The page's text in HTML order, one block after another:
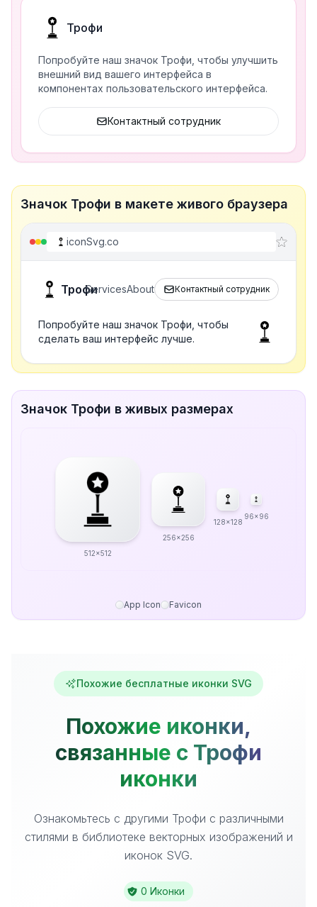
Трофи
Попробуйте наш значок Трофи, чтобы улучшить
внешний вид вашего интерфейса в
компонентах пользовательского интерфейса.
Контактный сотрудник
Значок Трофи в макете живого браузера
iconSvg.co
ТрофиServicesAbout Контактный сотрудник
Попробуйте наш значок Трофи, чтобы
сделать ваш интерфейс лучше.
Значок Трофи в живых размерах
512x512
256x256
128x128
96x96
App Icon Favicon
Похожие бесплатные иконки SVG
Похожие иконки,
связанные с Трофи
иконки
Ознакомьтесь с другими Трофи с различными
стилями в библиотеке векторных изображений и
иконок SVG.
0 Иконки